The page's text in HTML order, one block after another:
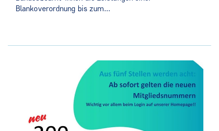
Blankoverordnung bis zum…